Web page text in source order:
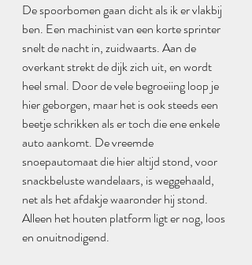
De spoorbomen gaan dicht als ik er vlakbij
ben. Een machinist van een korte sprinter
snelt de nacht in, zuidwaarts. Aan de
overkant strekt de dijk zich uit, en wordt
heel smal. Door de vele begroeiing loop je
hier geborgen, maar het is ook steeds een
beetje schrikken als er toch die ene enkele
auto aankomt. De vreemde
snoepautomaat die hier altijd stond, voor
snackbeluste wandelaars, is weggehaald,
net als het afdakje waaronder hij stond.
Alleen het houten platform ligt er nog, loos
en onuitnodigend.